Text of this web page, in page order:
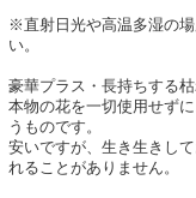
※直射日光や高温多湿の
い。
豪華プラス・長持ちする
本物の花を一切使用せず
うものです。
安いですが、生き生きし
れることがありません。